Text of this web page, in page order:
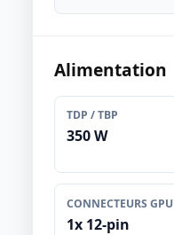
Alimentation
TDP / TBP
350 W
CONNECTEURS GPU
1x 12-pin